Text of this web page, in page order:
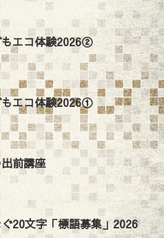
もエコ体験2026②
エコ体験2026①
前講座
20文字「標語募集」2026